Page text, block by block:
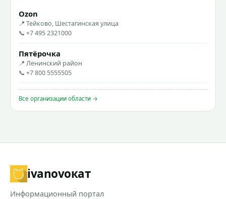
Ozon
📍 Тейково, Шестагинская улица
📞 +7 495 2321000
Пятёрочка
📍 Ленинский район
📞 +7 800 5555505
Все организации области →
ivanovoкат
Информационный портал